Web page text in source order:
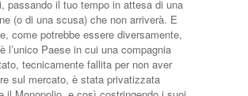
passando il tuo tempo in attesa di una
(o di una scusa) che non arriverà. E
come potrebbe essere diversamente,
l’unico Paese in cui una compagnia
tecnicamente fallita per non aver
sul mercato, è stata privatizzata